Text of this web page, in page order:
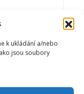
k ukládání a/nebo
jsou soubory
očista je
s dokonalou